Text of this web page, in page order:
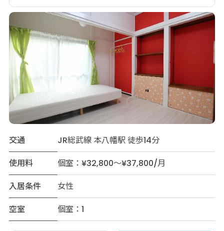
交通
JR総武線 本八幡駅 徒歩14分
使用料
個室：¥32,800～¥37,800/月
入居条件
女性
空室
個室：1